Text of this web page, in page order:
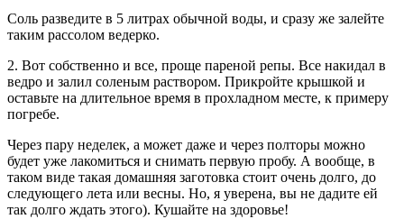
Соль разведите в 5 литрах обычной воды, и сразу же залейте
таким рассолом ведерко.
2. Вот собственно и все, проще пареной репы. Все накидал в
ведро и залил соленым раствором. Прикройте крышкой и
оставьте на длительное время в прохладном месте, к примеру
погребе.
Через пару неделек, а может даже и через полторы можно
будет уже лакомиться и снимать первую пробу. А вообще, в
таком виде такая домашняя заготовка стоит очень долго, до
следующего лета или весны. Но, я уверена, вы не дадите ей
так долго ждать этого). Кушайте на здоровье!